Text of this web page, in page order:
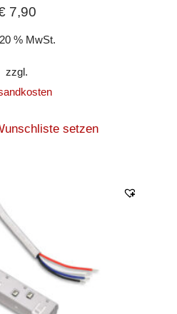
7,90
% MwSt.
zzgl.
setzen